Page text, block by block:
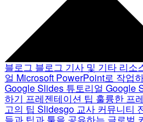
블로그 블로그 기사 및 기타 리소
얼 Microsoft PowerPoint로 작업
Google Slides 튜토리얼 Google
하기 프레젠테이션 팁 훌륭한 프
고의 팁 Slidesgo 교사 커뮤니티